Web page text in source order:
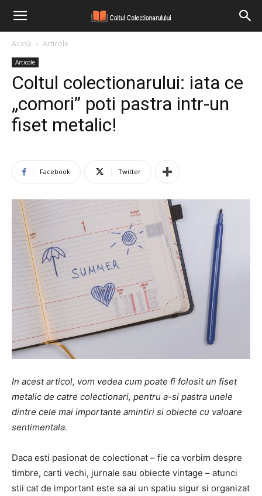
Acasă Articole
Articole
Coltul colectionarului: iata ce
„comori” poti pastra intr-un
fiset metalic!
Facebook Twitter
In acest articol, vom vedea cum poate fi folosit un fiset
metalic de catre colectionari, pentru a-si pastra unele
dintre cele mai importante amintiri si obiecte cu valoare
sentimentala.
Daca esti pasionat de colectionat – fie ca vorbim despre
timbre, carti vechi, jurnale sau obiecte vintage – atunci
stii cat de important este sa ai un spatiu sigur si organizat